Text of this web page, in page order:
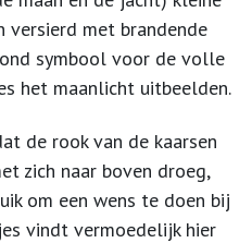
versierd met brandende
symbool voor de volle
het maanlicht uitbeelden.
de rook van de kaarsen
zich naar boven droeg,
om een wens te doen bij
vindt vermoedelijk hier